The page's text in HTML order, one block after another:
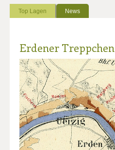
Top Lagen News
Erdener Treppchen